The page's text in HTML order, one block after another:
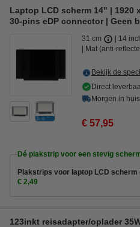
Laptop LCD scherm 14" | 1920
30-pins eDP connector | Geen
31 cm 14
Mat (anti-
Bekijk de
Direct
Morgen in huis
€ 57,95
Dé plakstrip voor een stevig
Plakstrips voor laptop LCD scherm
€ 2,49
123inkt reisadapter/oplader